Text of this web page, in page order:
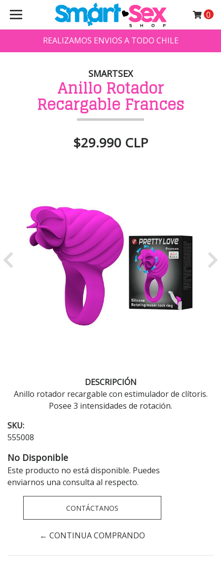
REALIZAMOS ENVIOS A TODO CHILE
0
SMARTSEX
Anillo Rotador
Recargable Frances
$29.990 CLP
Previous
DESCRIPCIÓN
Anillo rotador recargable con estimulador de clítoris.
Posee 3 intensidades de rotación.
SKU:
555008
No Disponible
Este producto no está disponible. Puedes
enviarnos una consulta al respecto.
CONTÁCTANOS
← CONTINUA COMPRANDO